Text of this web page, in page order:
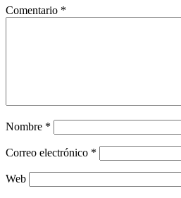
Comentario *
Nombre *
Correo electrónico *
Web